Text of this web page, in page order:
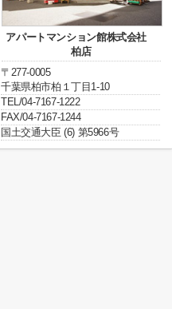
アパートマンション館株式会社
柏店
〒277-0005
千葉県柏市柏１丁目1-10
TEL/04-7167-1222
FAX/04-7167-1244
国土交通大臣 (6) 第5966号